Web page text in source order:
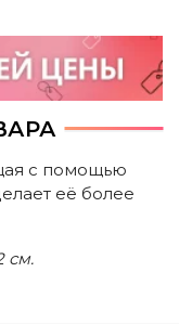
с помощью
её более
см.